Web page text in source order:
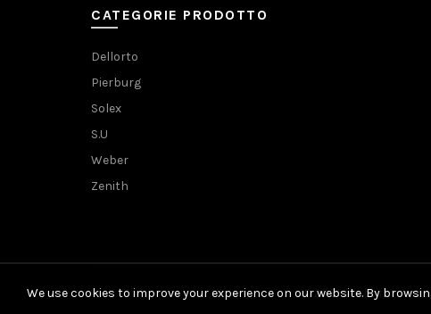
CATEGORIE PRODOTTO
Dellorto
Pierburg
Solex
S.U
Weber
Zenith
© 2021 Carburatori
We use cookies to improve your experience on our website. By